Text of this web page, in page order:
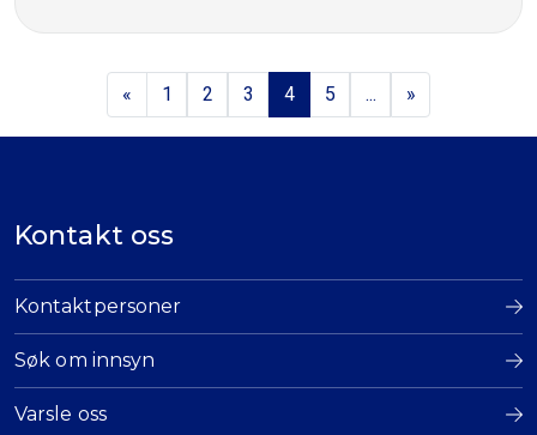
« 1 2 3 4 5 ... »
Kontakt oss
Kontaktpersoner
Søk om innsyn
Varsle oss